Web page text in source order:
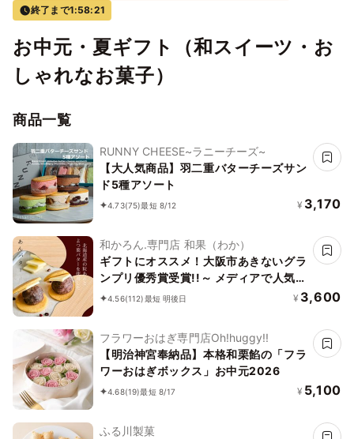
終了まで1:58:20
お中元・夏ギフト（和スイーツ・お
しゃれなお菓子）
商品一覧
RUNNY CHEESE~ラニーチーズ~
【大人気商品】羽二重バターチーズサン
ド5種アソート
4.73(75)最短 8/12 ¥ 3,170
和かろん.専門店 和果（わか）
ギフトにオススメ！大阪市あきないグラ
ンプリ優秀賞受賞!!～ メディアで人気の
生どら焼き 和スイーツ～「和かろ
4.56(112)最短 明後日 ¥ 3,600
フラワーおはぎ専門店Oh!huggy!!
【明治神宮奉納品】本格和栗餡の「フラ
ワーおはぎボックス」お中元2026
4.68(19)最短 8/17 ¥ 5,100
ふる川製菓